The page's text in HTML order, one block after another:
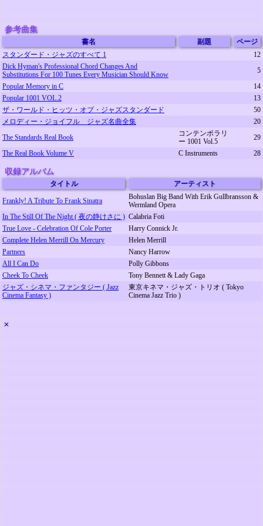
参考曲集
書名 副題
ページ
スタンダード・ジャズのすべて 1
12
Dick Hyman's Professional Chord Changes And
Substitutions For 100 Tunes Every Musician Should Know
5
Popular Memory in C
14
Popular 1001 VOL.2
13
ザ・ワールド・ヒッツ・オブ・ジャズスタンダード
50
メロディー・ジョイフル ジャズ名曲全集
20
The Standards Real Book
コンテンポラリ
ー 1001 Vol.5
29
The Real Book Volume V
C Instruments 28
収録アルバム
タイトル アーティスト
Frankly! A Tribute To Frank Sinatra
Bohuslan Big Band With Erik Gullbransson &
Wermland Opera
In The Still Of The Night ( 夜の静けさに ) Calabria Foti
True Love - Celebration Of Cole Porter
Harry Connick Jr.
Complete Helen Merrill On Mercury
Helen Merrill
Partners
Nancy Harrow
All I Can Do
Polly Gibbons
Cheek To Cheek
Tony Bennett & Lady Gaga
ジャズ・シネマ・ファンタジー ( Jazz
Cinema Fantasy )
東京キネマ・ジャズ・トリオ ( Tokyo
Cinema Jazz Trio )
✕